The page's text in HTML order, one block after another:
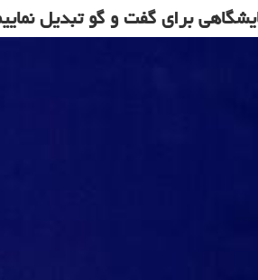
برای گفت و گو تبدیل